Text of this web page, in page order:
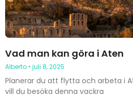
Vad man kan göra i Aten
Alberto juli 8, 2025
Planerar du att flytta och arbeta i
vill du besöka denna vackra